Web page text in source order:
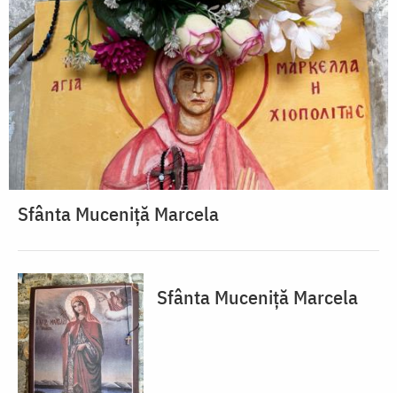
Sfânta Muceniță Marcela
Sfânta Muceniță Marcela